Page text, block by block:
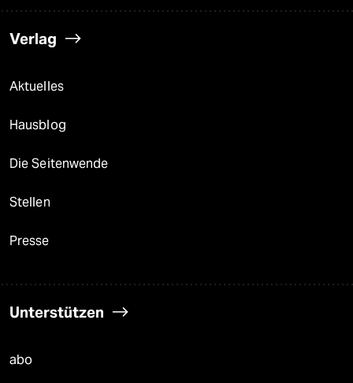
Verlag
Aktuelles
Hausblog
Die Seitenwende
Stellen
Presse
Unterstützen
abo